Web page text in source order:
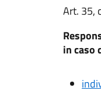
Art. 35,
in caso